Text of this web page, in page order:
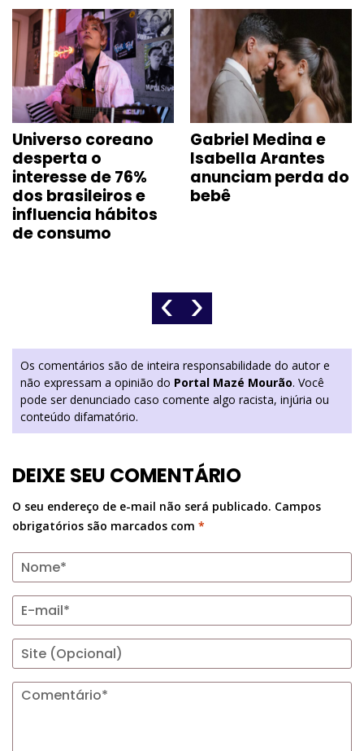
Universo coreano
desperta o
interesse de 76%
dos brasileiros e
influencia hábitos
de consumo
Gabriel Medina e
Isabella Arantes
anunciam perda do
bebê
‹ ›
Os comentários são de inteira responsabilidade do autor e
não expressam a opinião do Portal Mazé Mourão. Você
pode ser denunciado caso comente algo racista, injúria ou
conteúdo difamatório.
DEIXE SEU COMENTÁRIO
O seu endereço de e-mail não será publicado. Campos
obrigatórios são marcados com *